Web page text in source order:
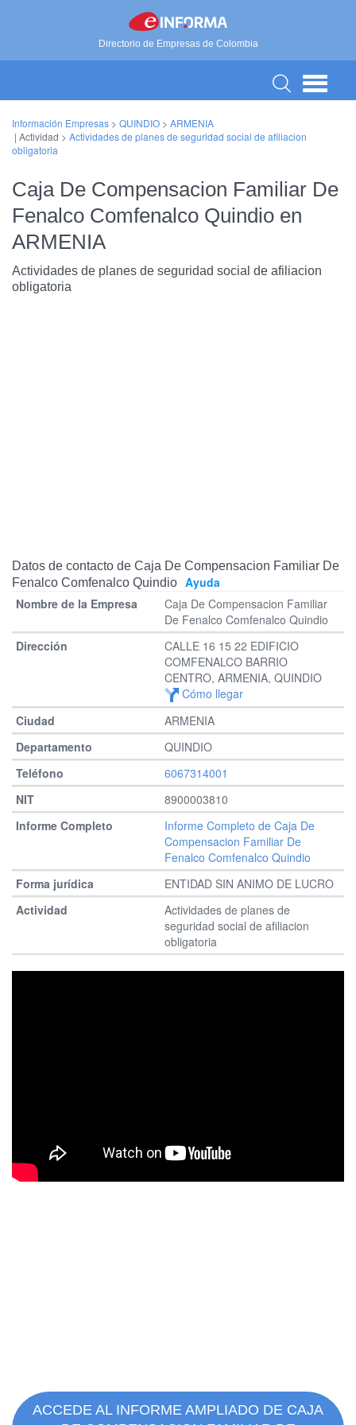
Directorio de Empresas de Colombia
Información Empresas > QUINDIO > ARMENIA
| Actividad > Actividades de planes de seguridad social de afiliacion
obligatoria
Caja De Compensacion Familiar De
Fenalco Comfenalco Quindio en
ARMENIA
Actividades de planes de seguridad social de afiliacion
obligatoria
Datos de contacto de Caja De Compensacion Familiar De
Fenalco Comfenalco Quindio Ayuda
Caja De Compensacion Familiar
De Fenalco Comfenalco Quindio
CALLE 16 15 22 EDIFICIO
COMFENALCO BARRIO
CENTRO, ARMENIA, QUINDIO
Cómo llegar
ARMENIA
QUINDIO
6067314001
8900003810
Informe Completo de Caja De
Compensacion Familiar De
Fenalco Comfenalco Quindio
ENTIDAD SIN ANIMO DE LUCRO
Actividades de planes de
seguridad social de afiliacion
obligatoria
ACCEDE AL INFORME AMPLIADO DE CAJA